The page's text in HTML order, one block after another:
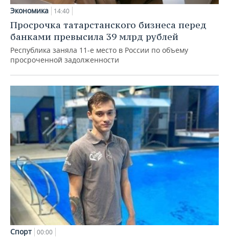
Экономика 14:40
Просрочка татарстанского бизнеса перед
банками превысила 39 млрд рублей
Республика заняла 11-е место в России по объему
просроченной задолженности
Спорт 00:00